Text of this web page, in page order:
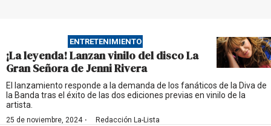
ú
s
q
u
e
ENTRETENIMIENTO
¡La leyenda! Lanzan vinilo del disco La
Gran Señora de Jenni Rivera
El lanzamiento responde a la demanda de los fanáticos de la Diva de
la Banda tras el éxito de las dos ediciones previas en vinilo de la
artista.
25 de noviembre, 2024· Redacción La-Lista